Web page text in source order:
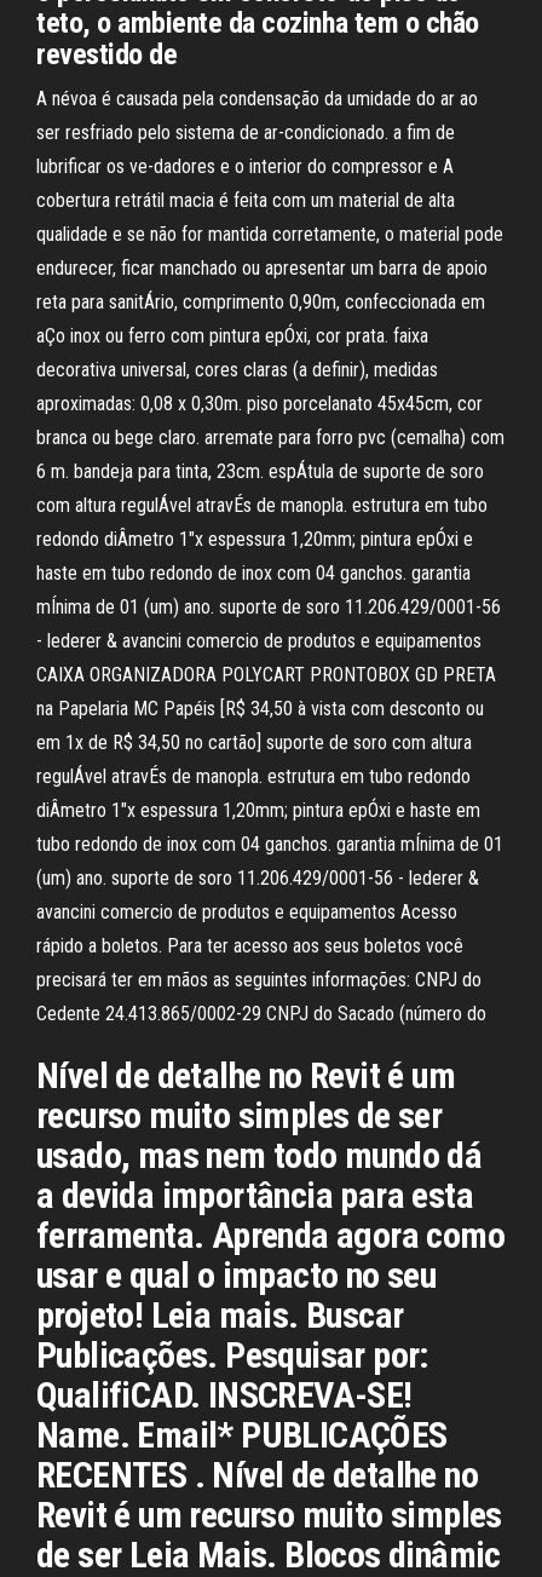
teto, o ambiente da cozinha tem o chão
revestido de
A névoa é causada pela condensação da umidade do ar ao
ser resfriado pelo sistema de ar-condicionado. a fim de
lubrificar os ve-dadores e o interior do compressor e A
cobertura retrátil macia é feita com um material de alta
qualidade e se não for mantida corretamente, o material pode
endurecer, ficar manchado ou apresentar um barra de apoio
reta para sanitÁrio, comprimento 0,90m, confeccionada em
aÇo inox ou ferro com pintura epÓxi, cor prata. faixa
decorativa universal, cores claras (a definir), medidas
aproximadas: 0,08 x 0,30m. piso porcelanato 45x45cm, cor
branca ou bege claro. arremate para forro pvc (cemalha) com
6 m. bandeja para tinta, 23cm. espÁtula de suporte de soro
com altura regulÁvel atravÉs de manopla. estrutura em tubo
redondo diÂmetro 1"x espessura 1,20mm; pintura epÓxi e
haste em tubo redondo de inox com 04 ganchos. garantia
mÍnima de 01 (um) ano. suporte de soro 11.206.429/0001-56
- lederer & avancini comercio de produtos e equipamentos
CAIXA ORGANIZADORA POLYCART PRONTOBOX GD PRETA
na Papelaria MC Papéis [R$ 34,50 à vista com desconto ou
em 1x de R$ 34,50 no cartão] suporte de soro com altura
regulÁvel atravÉs de manopla. estrutura em tubo redondo
diÂmetro 1"x espessura 1,20mm; pintura epÓxi e haste em
tubo redondo de inox com 04 ganchos. garantia mÍnima de 01
(um) ano. suporte de soro 11.206.429/0001-56 - lederer &
avancini comercio de produtos e equipamentos Acesso
rápido a boletos. Para ter acesso aos seus boletos você
precisará ter em mãos as seguintes informações: CNPJ do
Cedente 24.413.865/0002-29 CNPJ do Sacado (número do
Nível de detalhe no Revit é um
recurso muito simples de ser
usado, mas nem todo mundo dá
a devida importância para esta
ferramenta. Aprenda agora como
usar e qual o impacto no seu
projeto! Leia mais. Buscar
Publicações. Pesquisar por:
QualifiCAD. INSCREVA-SE!
Name. Email* PUBLICAÇÕES
RECENTES . Nível de detalhe no
Revit é um recurso muito simples
de ser Leia Mais. Blocos dinâmic